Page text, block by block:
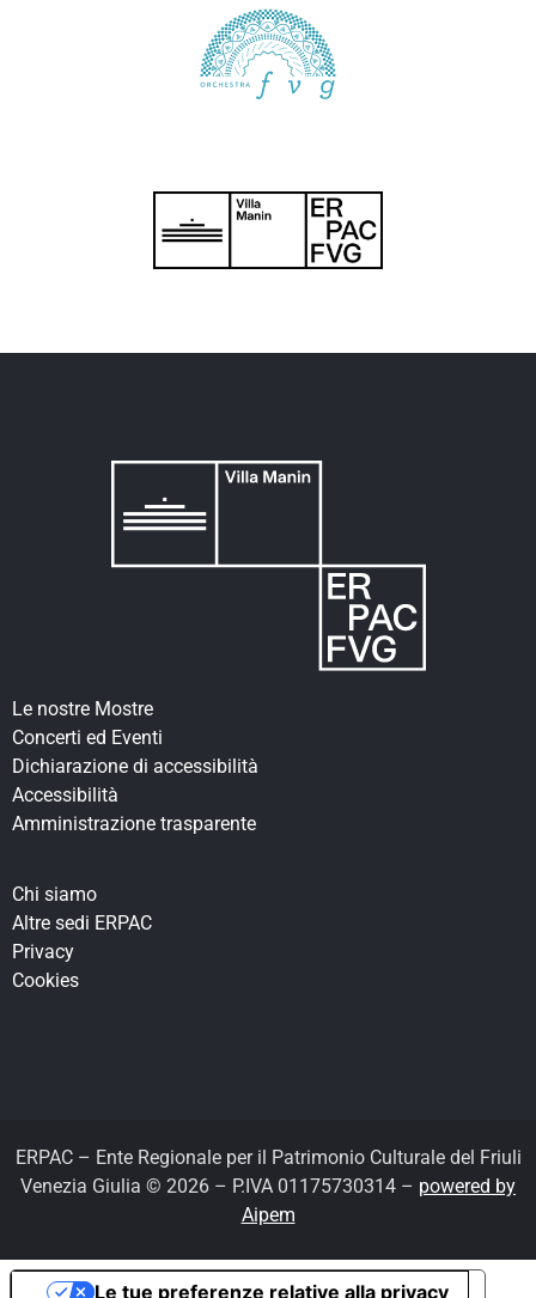
Le nostre Mostre
Concerti ed Eventi
Dichiarazione di accessibilità
Accessibilità
Amministrazione trasparente
Chi siamo
Altre sedi ERPAC
Privacy
Cookies
ERPAC – Ente Regionale per il Patrimonio Culturale del Friuli
Venezia Giulia © 2026 – P.IVA 01175730314 – powered by
Aipem
Le tue preferenze relative alla privacy